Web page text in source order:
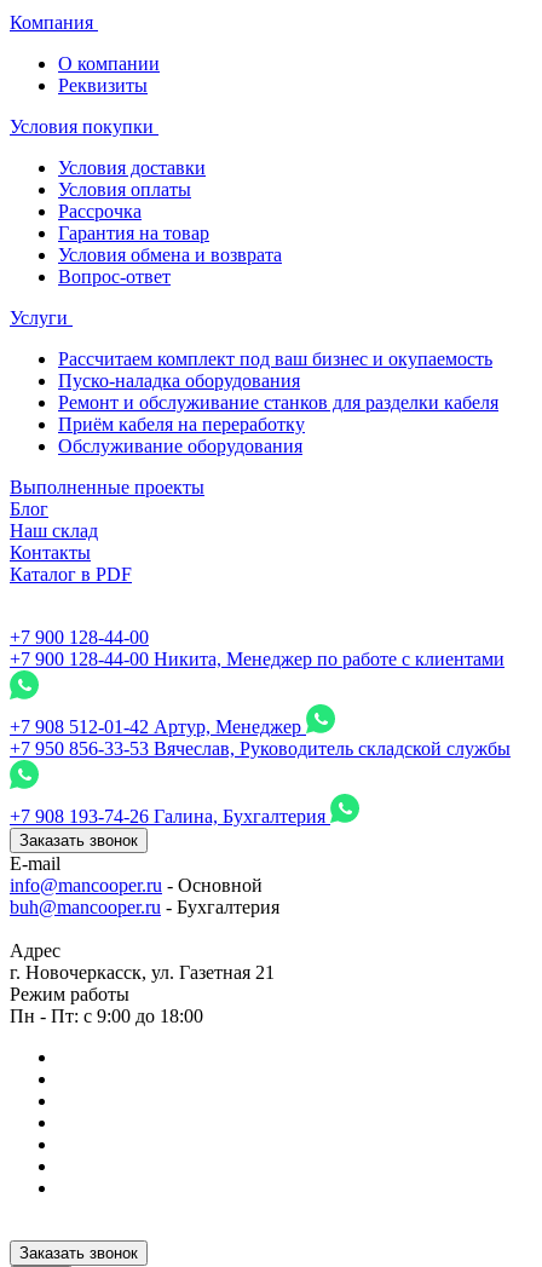
Компания
О компании
Реквизиты
Условия покупки
Условия доставки
Условия оплаты
Рассрочка
Гарантия на товар
Условия обмена и возврата
Вопрос-ответ
Услуги
Рассчитаем комплект под ваш бизнес и окупаемость
Пуско-наладка оборудования
Ремонт и обслуживание станков для разделки кабеля
Приём кабеля на переработку
Обслуживание оборудования
Выполненные проекты
Блог
Наш склад
Контакты
Каталог в PDF
+7 900 128-44-00
+7 900 128-44-00 Никита, Менеджер по работе с клиентами
+7 908 512-01-42 Артур, Менеджер
+7 950 856-33-53 Вячеслав, Руководитель складской службы
+7 908 193-74-26 Галина, Бухгалтерия
Заказать звонок
E-mail
info@mancooper.ru - Основной
buh@mancooper.ru - Бухгалтерия
Адрес
г. Новочеркасск, ул. Газетная 21
Режим работы
Пн - Пт: с 9:00 до 18:00
Заказать звонок